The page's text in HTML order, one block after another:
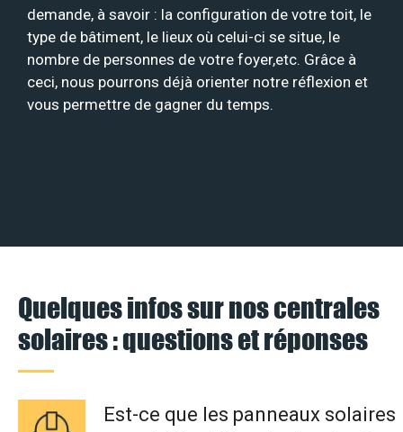
demande, à savoir : la configuration de votre toit, le
type de bâtiment, le lieux où celui-ci se situe, le
nombre de personnes de votre foyer,etc. Grâce à
ceci, nous pourrons déjà orienter notre réflexion et
vous permettre de gagner du temps.
Quelques infos sur nos centrales
solaires : questions et réponses
Est-ce que les panneaux solaires